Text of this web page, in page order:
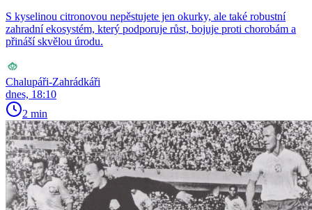
S kyselinou citronovou nepěstujete jen okurky, ale také robustní
zahradní ekosystém, který podporuje růst, bojuje proti chorobám a
přináší skvělou úrodu.
Chalupáři-Zahrádkáři
dnes, 18:10
2 min